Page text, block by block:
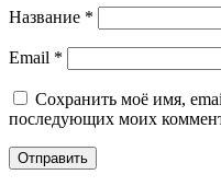
Название *
Email *
Сохранить моё имя,
последующих моих